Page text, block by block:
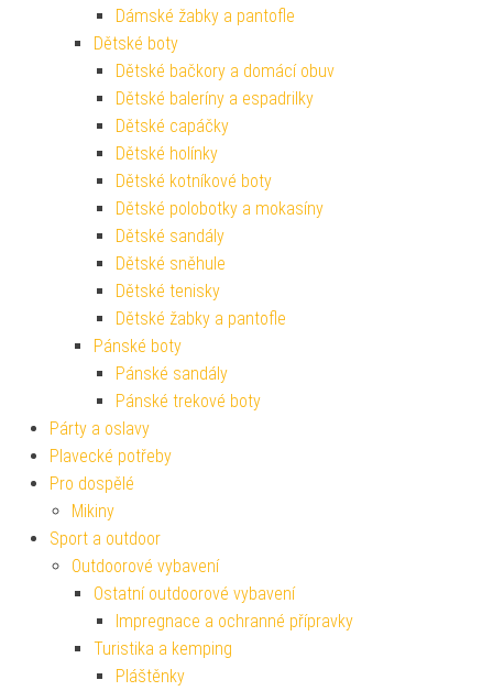
Dámské žabky a pantofle
Dětské boty
Dětské bačkory a domácí obuv
Dětské baleríny a espadrilky
Dětské capáčky
Dětské holínky
Dětské kotníkové boty
Dětské polobotky a mokasíny
Dětské sandály
Dětské sněhule
Dětské tenisky
Dětské žabky a pantofle
Pánské boty
Pánské sandály
Pánské trekové boty
Párty a oslavy
Plavecké potřeby
Pro dospělé
Mikiny
Sport a outdoor
Outdoorové vybavení
Ostatní outdoorové vybavení
Impregnace a ochranné přípravky
Turistika a kemping
Pláštěnky